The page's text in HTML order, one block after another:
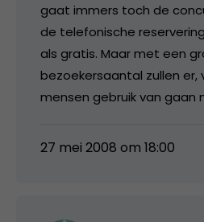
gaat immers toch de
de telefonische
als gratis. Maar met een
bezoekersaantal zullen er,
mensen gebruik van gaan
27 mei 2008 om 18:00